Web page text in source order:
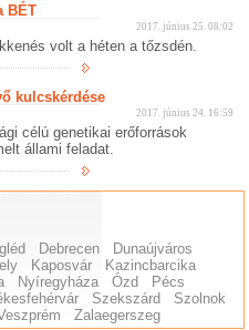
BÉT
2017. június 25. 08:02
volt a héten a tőzsdén.
kulcskérdése
2017. június 24. 16:59
célú genetikai erőforrások
állami feladat.
Debrecen
Dunaújváros
Kaposvár
Kazincbarcika
Nyíregyháza Ózd
Pécs
Szekszárd
Szolnok
Zalaegerszeg